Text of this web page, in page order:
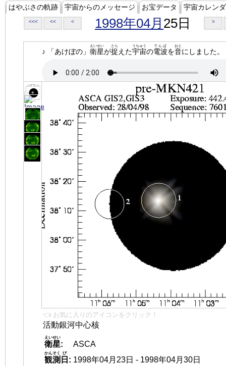
はやぶさの軌跡 宇宙からのメッセージ お宝データ 宇宙カレン
<<< << < 1998年04月 25日 >
♪ 「あけぼの」 衛星
えいせい
が捉
とら
えた宇宙
うちゅう
の電波
でんぱ
を音
おと
にしました。
👈 お気に入りのアイコンをクリック！
活動銀河中心核
衛星
えいせい
:
ASCA
観測
かんそく
日
び
: 1998年04月23日 - 1998年04月30日